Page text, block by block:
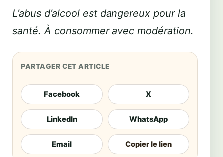
L’abus d’alcool est dangereux pour la
santé. À consommer avec modération.
PARTAGER CET ARTICLE
Facebook X
LinkedIn WhatsApp
Email Copier le lien